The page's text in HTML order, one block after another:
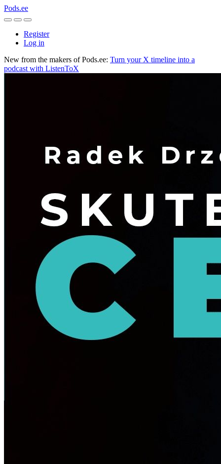
Pods.ee
Register
Log in
New from the makers of Pods.ee: Turn your X timeline into a
podcast with ListenToX